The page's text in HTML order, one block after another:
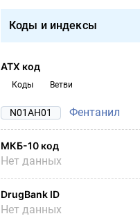
Коды и индексы
АТХ код
Коды Ветви
N01AH01 Фентанил
МКБ-10 код
Нет данных
DrugBank ID
Нет данных